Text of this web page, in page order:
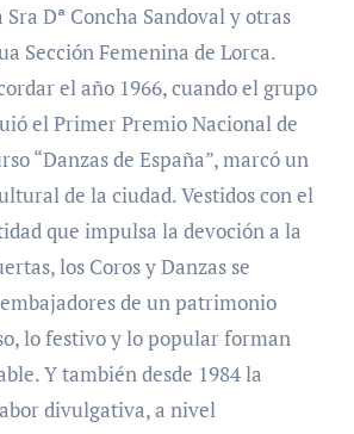
Dª Concha Sandoval y otras
Sección Femenina de Lorca.
el año 1966, cuando el grupo
el Primer Premio Nacional de
“Danzas de España”, marcó un
de la ciudad. Vestidos con el
que impulsa la devoción a la
los Coros y Danzas se
de un patrimonio
lo festivo y lo popular forman
Y también desde 1984 la
divulgativa, a nivel